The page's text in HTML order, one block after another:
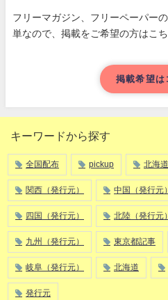
フリーマガジン、フリーペーパー
単なので、掲載をご希望の方はこ
掲載希望は
キーワードから探す
全国配布 pickup 北海
関西（発行元） 中国（発行元）
四国（発行元） 北陸（発行元）
九州（発行元） 東京都記事
岐阜（発行元） 北海道
発行元